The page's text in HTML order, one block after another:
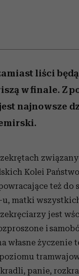
liści
w finale. Z
najnowsze
Kolei
też do
u, matki
jest
i
własne życzenie
panie,